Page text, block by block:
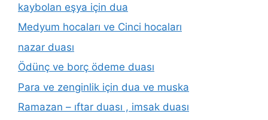
kaybolan eşya için dua
Medyum hocaları ve Cinci hocaları
nazar duası
Ödünç ve borç ödeme duası
Para ve zenginlik için dua ve muska
Ramazan – ıftar duası , imsak duası